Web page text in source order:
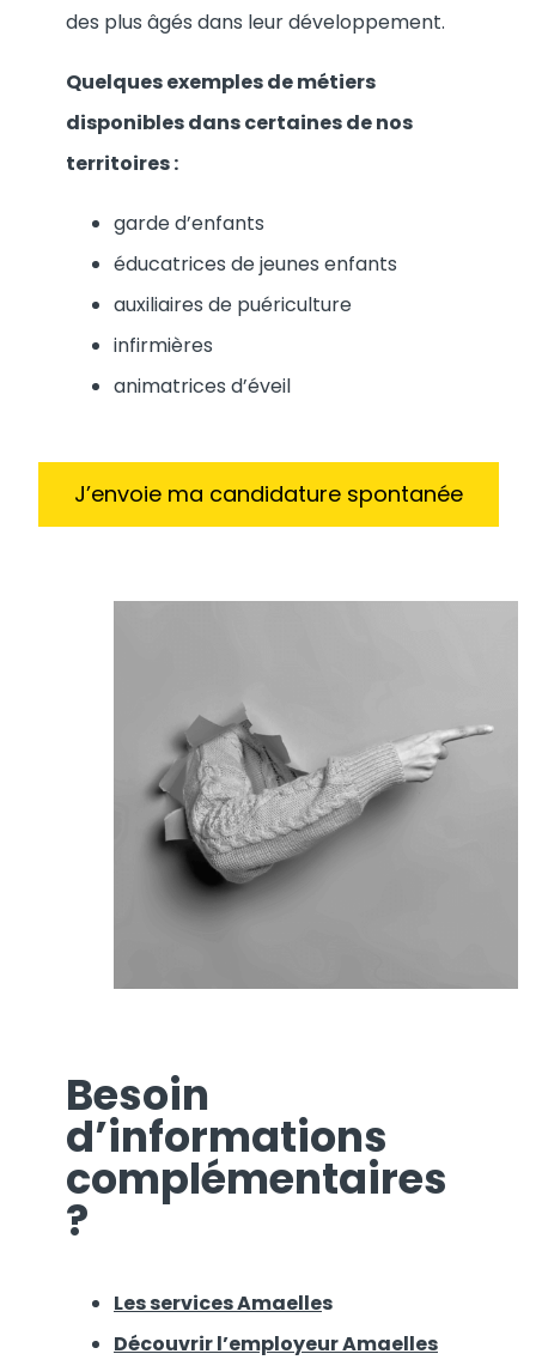
des plus âgés dans leur développement.
Quelques exemples de métiers
disponibles dans certaines de nos
territoires :
garde d’enfants
éducatrices de jeunes enfants
auxiliaires de puériculture
infirmières
animatrices d’éveil
J’envoie ma candidature spontanée
Besoin
d’informations
complémentaires
?
Les services Amaelles
Découvrir l’employeur Amaelles